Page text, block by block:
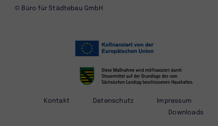
© Büro für Städtebau GmbH
Kontakt Datenschutz
Impressum
Downloads